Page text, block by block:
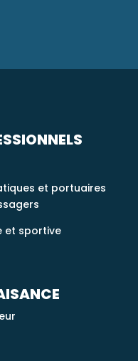
et portuaires
et sportive